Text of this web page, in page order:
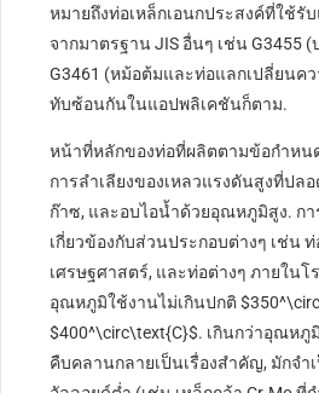
หมายถึงท่อเหล็กเอนกประสงค์ที่ใช้รั
จากมาตรฐาน JIS อื่นๆ เช่น G3455
G3461 (หม้อต้มและท่อแลกเปลี่ยนค
ทับซ้อนกันในแอปพลิเคชันก็ตาม.
หน้าที่หลักของท่อที่ผลิตตามข้อกำหนด
การลำเลียงของเหลวแรงดันสูงที่ปล
ก๊าซ, และอบไอน้ำด้วยอุณหภูมิสูง. ก
เกี่ยวข้องกับส่วนประกอบต่างๆ เช่น
เศรษฐศาสตร์, และท่อต่างๆ ภายใน
อุณหภูมิใช้งานไม่เกินปกติ
$400^\circ\text{C}$. เกินกว่าอุณหภู
คืบคลานกลายเป็นเรื่องสำคัญ, มักจำ